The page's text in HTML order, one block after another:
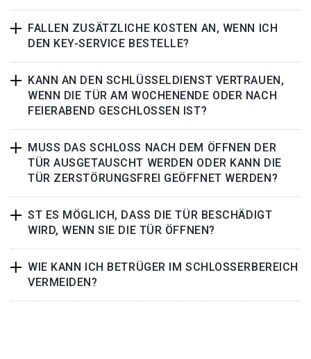
FALLEN ZUSÄTZLICHE KOSTEN AN, WENN ICH
DEN KEY-SERVICE BESTELLE?
KANN AN DEN SCHLÜSSELDIENST VERTRAUEN,
WENN DIE TÜR AM WOCHENENDE ODER NACH
FEIERABEND GESCHLOSSEN IST?
MUSS DAS SCHLOSS NACH DEM ÖFFNEN DER
TÜR AUSGETAUSCHT WERDEN ODER KANN DIE
TÜR ZERSTÖRUNGSFREI GEÖFFNET WERDEN?
ST ES MÖGLICH, DASS DIE TÜR BESCHÄDIGT
WIRD, WENN SIE DIE TÜR ÖFFNEN?
WIE KANN ICH BETRÜGER IM SCHLOSSERBEREICH
VERMEIDEN?